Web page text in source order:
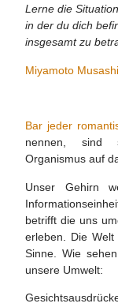
Lerne die Situation
in der du dich
insgesamt zu
Miyamoto
Bar jeder
nennen, sind
Organismus auf
Unser Gehirn
betrifft die uns
erleben. Die
Sinne. Wie
unsere Umwelt: